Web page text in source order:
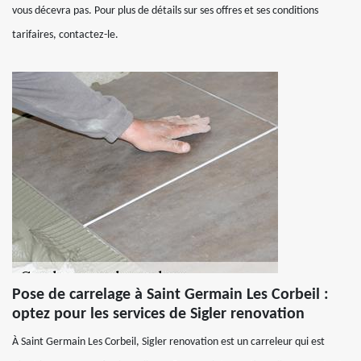
vous décevra pas. Pour plus de détails sur ses offres et ses conditions
tarifaires, contactez-le.
Pose de carrelage à Saint Germain Les Corbeil :
optez pour les services de Sigler renovation
À Saint Germain Les Corbeil, Sigler renovation est un carreleur qui est